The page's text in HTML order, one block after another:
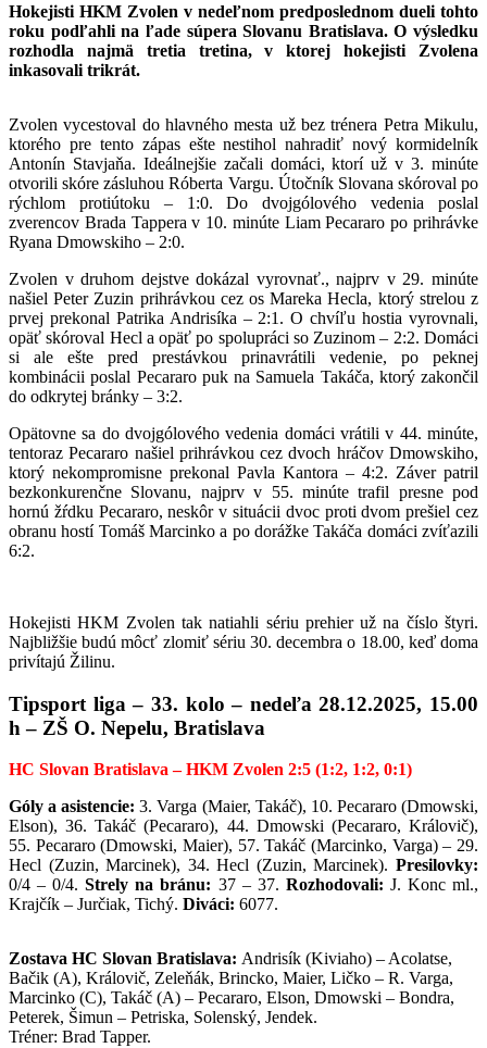
Hokejisti HKM Zvolen v nedeľnom predposlednom dueli tohto
roku podľahli na ľade súpera Slovanu Bratislava. O výsledku
rozhodla najmä tretia tretina, v ktorej hokejisti Zvolena
inkasovali trikrát.
Zvolen vycestoval do hlavného mesta už bez trénera Petra Mikulu,
ktorého pre tento zápas ešte nestihol nahradiť nový kormidelník
Antonín Stavjaňa. Ideálnejšie začali domáci, ktorí už v 3. minúte
otvorili skóre zásluhou Róberta Vargu. Útočník Slovana skóroval po
rýchlom protiútoku – 1:0. Do dvojgólového vedenia poslal
zverencov Brada Tappera v 10. minúte Liam Pecararo po prihrávke
Ryana Dmowskiho – 2:0.
Zvolen v druhom dejstve dokázal vyrovnať., najprv v 29. minúte
našiel Peter Zuzin prihrávkou cez os Mareka Hecla, ktorý strelou z
prvej prekonal Patrika Andrisíka – 2:1. O chvíľu hostia vyrovnali,
opäť skóroval Hecl a opäť po spolupráci so Zuzinom – 2:2. Domáci
si ale ešte pred prestávkou prinavrátili vedenie, po peknej
kombinácii poslal Pecararo puk na Samuela Takáča, ktorý zakončil
do odkrytej bránky – 3:2.
Opätovne sa do dvojgólového vedenia domáci vrátili v 44. minúte,
tentoraz Pecararo našiel prihrávkou cez dvoch hráčov Dmowskiho,
ktorý nekompromisne prekonal Pavla Kantora – 4:2. Záver patril
bezkonkurenčne Slovanu, najprv v 55. minúte trafil presne pod
hornú žŕdku Pecararo, neskôr v situácii dvoc proti dvom prešiel cez
obranu hostí Tomáš Marcinko a po dorážke Takáča domáci zvíťazili
6:2.
Hokejisti HKM Zvolen tak natiahli sériu prehier už na číslo štyri.
Najbližšie budú môcť zlomiť sériu 30. decembra o 18.00, keď doma
privítajú Žilinu.
Tipsport liga – 33. kolo – nedeľa 28.12.2025, 15.00
h – ZŠ O. Nepelu, Bratislava
HC Slovan Bratislava – HKM Zvolen 2:5 (1:2, 1:2, 0:1)
Góly a asistencie: 3. Varga (Maier, Takáč), 10. Pecararo (Dmowski,
Elson), 36. Takáč (Pecararo), 44. Dmowski (Pecararo, Královič),
55. Pecararo (Dmowski, Maier), 57. Takáč (Marcinko, Varga) – 29.
Hecl (Zuzin, Marcinek), 34. Hecl (Zuzin, Marcinek). Presilovky:
0/4 – 0/4.Strely na bránu: 37 – 37. Rozhodovali: J. Konc ml.,
Krajčík – Jurčiak, Tichý. Diváci: 6077.
Zostava HC Slovan Bratislava: Andrisík (Kiviaho) – Acolatse,
Bačik (A), Královič, Zeleňák, Brincko, Maier, Ličko – R. Varga,
Marcinko (C), Takáč (A) – Pecararo, Elson, Dmowski – Bondra,
Peterek, Šimun – Petriska, Solenský, Jendek.
Tréner: Brad Tapper.